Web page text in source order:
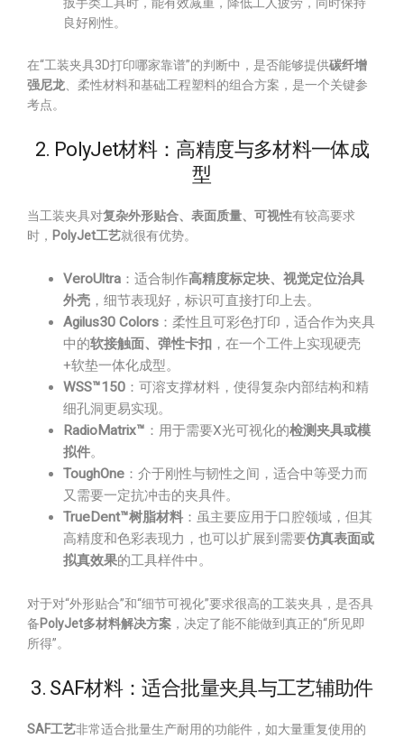
良好刚性。
在“工装夹具3D打印哪家靠谱”的判断中，是否能够提供碳纤增
强尼龙 、柔性材料和基础工程塑料的组合方案，是一个关键参
考点。
2. PolyJet材料：高精度与多材料一体成
型
当工装夹具对复杂外形贴合、表面质量、可视性有较高要求
时， PolyJet工艺就很有优势。
VeroUltra ：适合制作高精度标定块、视觉定位治具
外壳 ，细节表现好，标识可直接打印上去。
Agilus30 Colors ：柔性且可彩色打印，适合作为夹具
中的软接触面、弹性卡扣 ，在一个工件上实现硬壳
+软垫一体化成型。
WSS™150 ：可溶支撑材料，使得复杂内部结构和精
细孔洞更易实现。
RadioMatrix™ ：用于需要X光可视化的检测夹具或模
拟件。
ToughOne ：介于刚性与韧性之间，适合中等受力而
又需要一定抗冲击的夹具件。
TrueDent™树脂材料 ：虽主要应用于口腔领域，但其
高精度和色彩表现力，也可以扩展到需要仿真表面或
拟真效果的工具样件中。
对于对“外形贴合”和“细节可视化”要求很高的工装夹具，是否具
备PolyJet多材料解决方案 ，决定了能不能做到真正的“所见即
所得”。
3. SAF材料：适合批量夹具与工艺辅助件
SAF工艺非常适合批量生产耐用的功能件，如大量重复使用的